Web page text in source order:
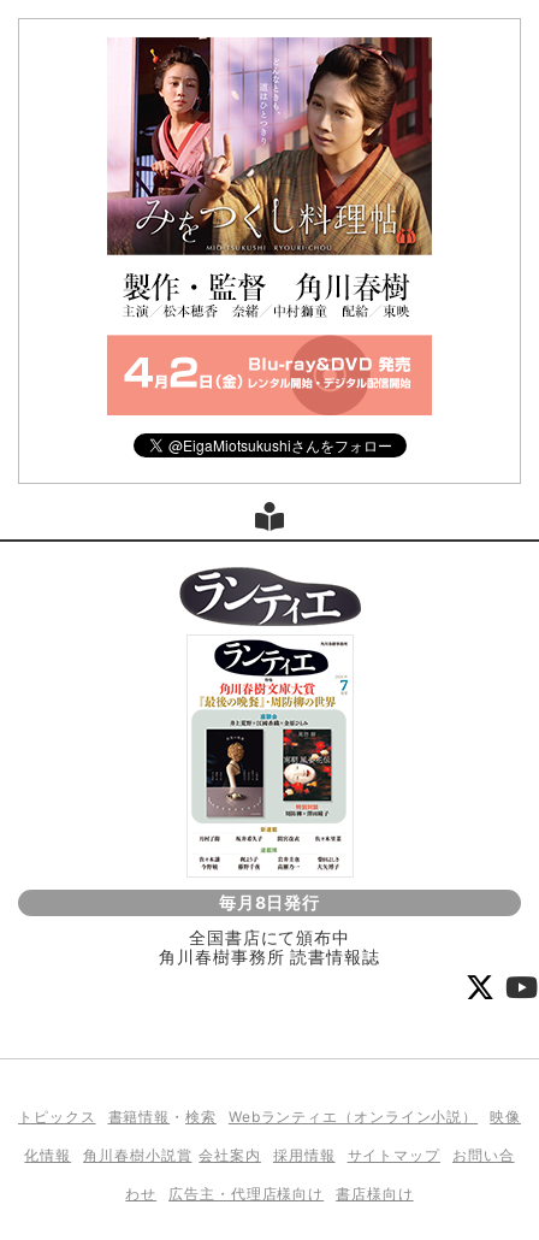
毎月8日発行
全国書店にて頒布中
角川春樹事務所 読書情報誌
トピックス 書籍情報 ・検索 Webランティエ（オンライン小説） 映像
化情報 角川春樹小説賞 会社案内 採用情報 サイトマップ お問い合
わせ 広告主・代理店様向け 書店様向け